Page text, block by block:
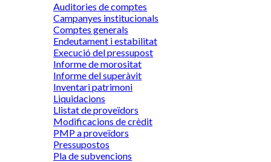
Auditories de comptes
Campanyes institucionals
Comptes generals
Endeutament i estabilitat
Execució del pressupost
Informe de morositat
Informe del superàvit
Inventari patrimoni
Liquidacions
Llistat de proveïdors
Modificacions de crèdit
PMP a proveïdors
Pressupostos
Pla de subvencions